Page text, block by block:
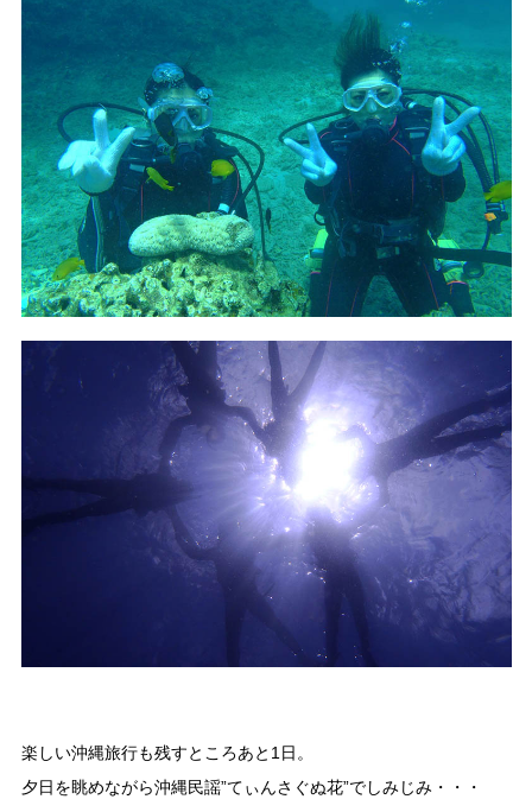
楽しい沖縄旅行も残すところあと1日。
夕日を眺めながら沖縄民謡”てぃんさぐぬ花”でしみじみ・・・